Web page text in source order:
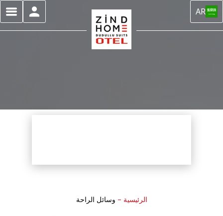
AR
الرئيسية – وسائل الراحة